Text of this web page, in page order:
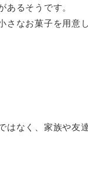
るそうです。
なお菓子を用意
なく、家族や友